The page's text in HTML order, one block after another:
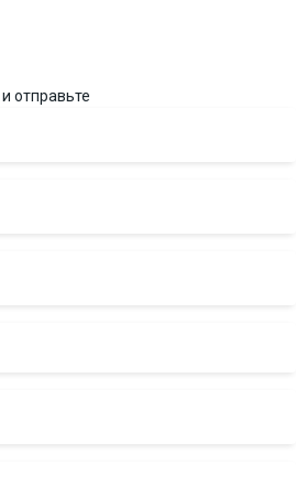
отправьте